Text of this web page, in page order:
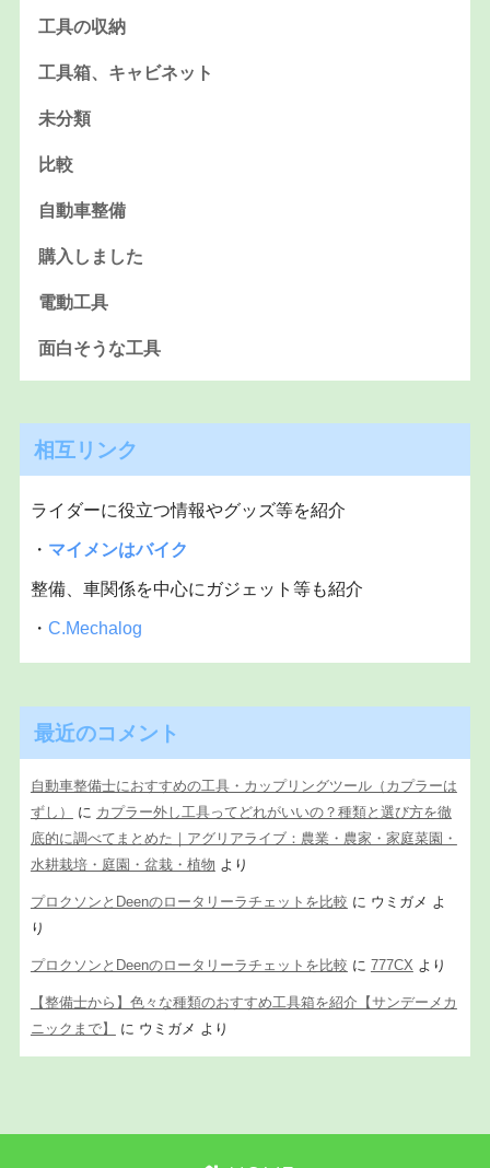
工具の収納
工具箱、キャビネット
未分類
比較
自動車整備
購入しました
電動工具
面白そうな工具
相互リンク
ライダーに役立つ情報やグッズ等を紹介
・ マイメンはバイク
整備、車関係を中心にガジェット等も紹介
・ C.Mechalog
最近のコメント
自動車整備士におすすめの工具・カップリングツール（カプラーは
ずし）
に カプラー外し工具ってどれがいいの？種類と選び方を徹
底的に調べてまとめた｜アグリアライブ：農業・農家・家庭菜園・
水耕栽培・庭園・盆栽・植物 より
プロクソンとDeenのロータリーラチェットを比較 に ウミガメ よ
り
プロクソンとDeenのロータリーラチェットを比較 に 777CX より
【整備士から】色々な種類のおすすめ工具箱を紹介【サンデーメカ
ニックまで】
に ウミガメ より